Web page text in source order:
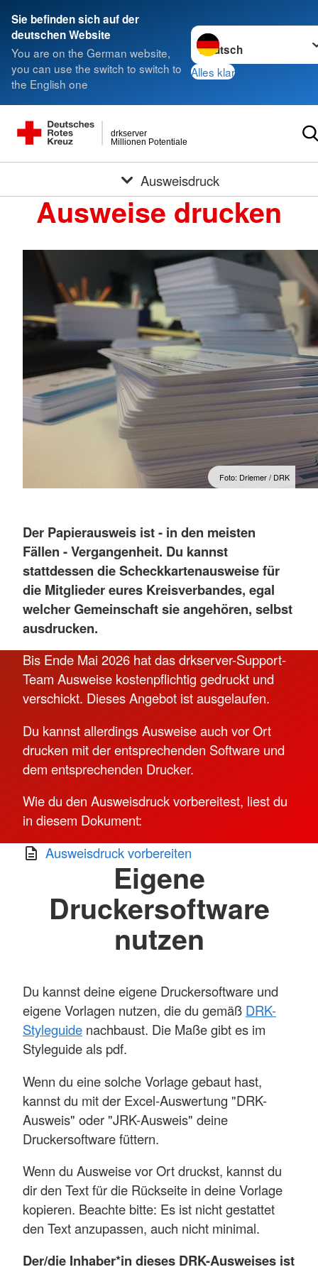
Sie befinden sich auf der
deutschen Website
You are on the German website,
you can use the switch to switch to
the English one
Sprache wechseln zu
Alles klar
Millionen Potentiale
drkserver
Ausweisdruck
Ausweise drucken
Foto: Driemer / DRK
Der Papierausweis ist - in den meisten
Fällen - Vergangenheit. Du kannst
stattdessen die Scheckkartenausweise für
die Mitglieder eures Kreisverbandes, egal
welcher Gemeinschaft sie angehören, selbst
ausdrucken.
Bis Ende Mai 2026 hat das drkserver-Support-
Team Ausweise kostenpflichtig gedruckt und
verschickt. Dieses Angebot ist ausgelaufen.
Du kannst allerdings Ausweise auch vor Ort
drucken mit der entsprechenden Software und
dem entsprechenden Drucker.
Wie du den Ausweisdruck vorbereitest, liest du
in diesem Dokument:
Ausweisdruck vorbereiten
Eigene
Druckersoftware
nutzen
Du kannst deine eigene Druckersoftware und
eigene Vorlagen nutzen, die du gemäß DRK-
Styleguide nachbaust. Die Maße gibt es im
Styleguide als pdf.
Wenn du eine solche Vorlage gebaut hast,
kannst du mit der Excel-Auswertung "DRK-
Ausweis" oder "JRK-Ausweis" deine
Druckersoftware füttern.
Wenn du Ausweise vor Ort druckst, kannst du
dir den Text für die Rückseite in deine Vorlage
kopieren. Beachte bitte: Es ist nicht gestattet
den Text anzupassen, auch nicht minimal.
Der/die Inhaber*in dieses DRK-Ausweises ist